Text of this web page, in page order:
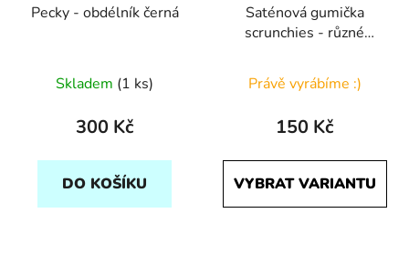
Pecky - obdélník černá
Skladem (1 ks)
300 Kč
DO KOŠÍKU
Saténová gumička
scrunchies - různé
Právě vyrábíme :)
150 Kč
VYBRAT VARIANTU